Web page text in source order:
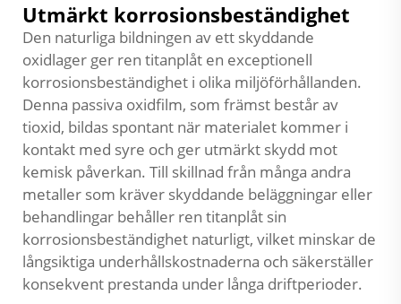
Utmärkt korrosionsbeständighet
Den naturliga bildningen av ett skyddande
oxidlager ger ren titanplåt en exceptionell
korrosionsbeständighet i olika miljöförhållanden.
Denna passiva oxidfilm, som främst består av
tioxid, bildas spontant när materialet kommer i
kontakt med syre och ger utmärkt skydd mot
kemisk påverkan. Till skillnad från många andra
metaller som kräver skyddande beläggningar eller
behandlingar behåller ren titanplåt sin
korrosionsbeständighet naturligt, vilket minskar de
långsiktiga underhållskostnaderna och säkerställer
konsekvent prestanda under långa driftperioder.